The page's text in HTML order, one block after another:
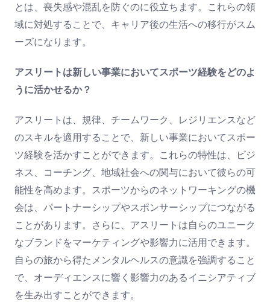
とは、喪失感や混乱を防ぐのに役立ちます。これらの領
域に対処することで、キャリア後の生活への移行がスム
ーズになります。
アスリートは新しい事業においてスポーツ経験をどのよ
うに活かせるか？
アスリートは、規律、チームワーク、レジリエンスなど
のスキルを適用することで、新しい事業においてスポー
ツ経験を活かすことができます。これらの特性は、ビジ
ネス、コーチング、地域社会への関与において彼らの可
能性を高めます。スポーツからのネットワーキングの機
会は、パートナーシップやスポンサーシップにつながる
ことがあります。さらに、アスリートは自らのユニーク
なブランドをマーケティングや影響力に活用できます。
自らの旅から得たメンタルヘルスの意識を強調すること
で、オーディエンスに響く影響力のあるイニシアティブ
を生み出すことができます。